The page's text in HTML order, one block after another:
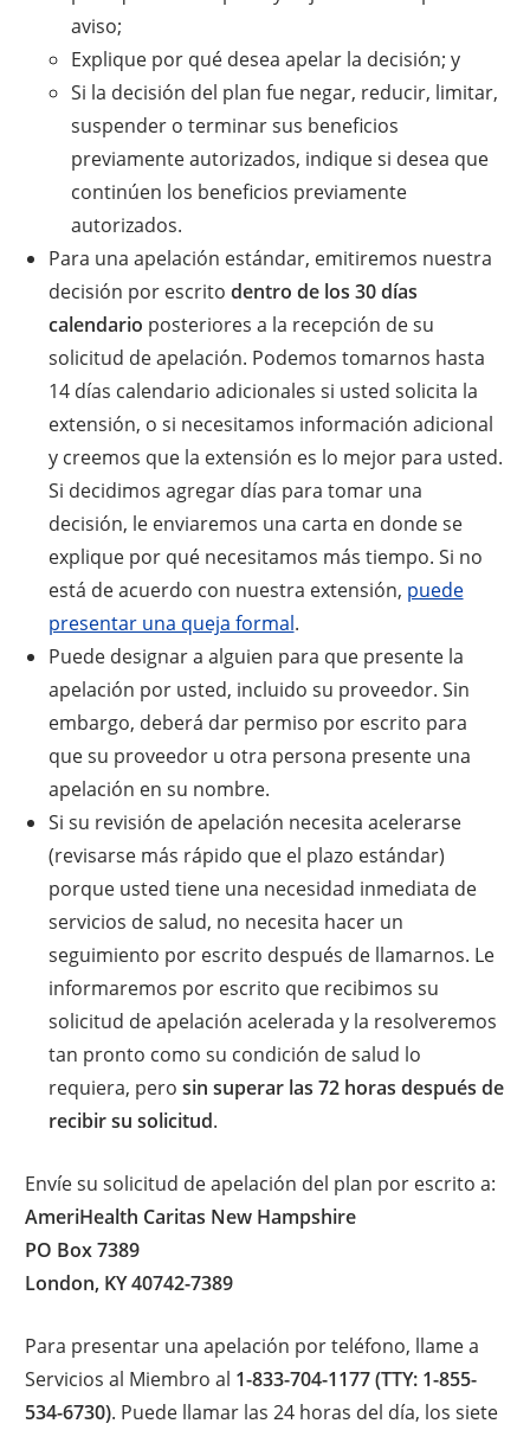
aviso;
Explique por qué desea apelar la decisión; y
Si la decisión del plan fue negar, reducir, limitar,
suspender o terminar sus beneficios
previamente autorizados, indique si desea que
continúen los beneficios previamente
autorizados.
Para una apelación estándar, emitiremos nuestra
decisión por escrito dentro de los 30 días
calendario posteriores a la recepción de su
solicitud de apelación. Podemos tomarnos hasta
14 días calendario adicionales si usted solicita la
extensión, o si necesitamos información adicional
y creemos que la extensión es lo mejor para usted.
Si decidimos agregar días para tomar una
decisión, le enviaremos una carta en donde se
explique por qué necesitamos más tiempo. Si no
está de acuerdo con nuestra extensión, puede
presentar una queja formal.
Puede designar a alguien para que presente la
apelación por usted, incluido su proveedor. Sin
embargo, deberá dar permiso por escrito para
que su proveedor u otra persona presente una
apelación en su nombre.
Si su revisión de apelación necesita acelerarse
(revisarse más rápido que el plazo estándar)
porque usted tiene una necesidad inmediata de
servicios de salud, no necesita hacer un
seguimiento por escrito después de llamarnos. Le
informaremos por escrito que recibimos su
solicitud de apelación acelerada y la resolveremos
tan pronto como su condición de salud lo
requiera, pero sin superar las 72 horas después de
recibir su solicitud.
Envíe su solicitud de apelación del plan por escrito a:
AmeriHealth Caritas New Hampshire
PO Box 7389
London, KY 40742-7389
Para presentar una apelación por teléfono, llame a
Servicios al Miembro al 1-833-704-1177 (TTY: 1-855-
534-6730). Puede llamar las 24 horas del día, los siete